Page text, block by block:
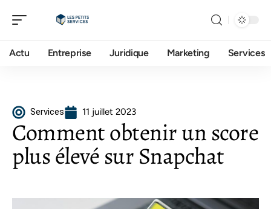
Actu Entreprise Juridique Marketing Services
Services 11 juillet 2023
Comment obtenir un score
plus élevé sur Snapchat